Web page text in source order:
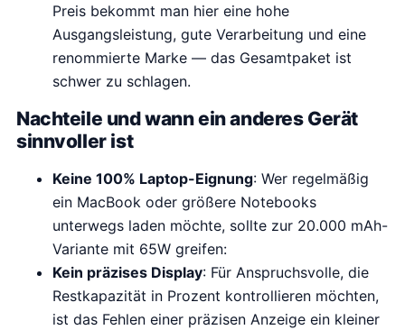
Preis bekommt man hier eine hohe
Ausgangsleistung, gute Verarbeitung und eine
renommierte Marke — das Gesamtpaket ist
schwer zu schlagen.
Nachteile und wann ein anderes Gerät
sinnvoller ist
Keine 100% Laptop-Eignung: Wer regelmäßig
ein MacBook oder größere Notebooks
unterwegs laden möchte, sollte zur 20.000 mAh-
Variante mit 65W greifen:
Kein präzises Display: Für Anspruchsvolle, die
Restkapazität in Prozent kontrollieren möchten,
ist das Fehlen einer präzisen Anzeige ein kleiner